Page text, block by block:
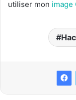
utiliser mon image